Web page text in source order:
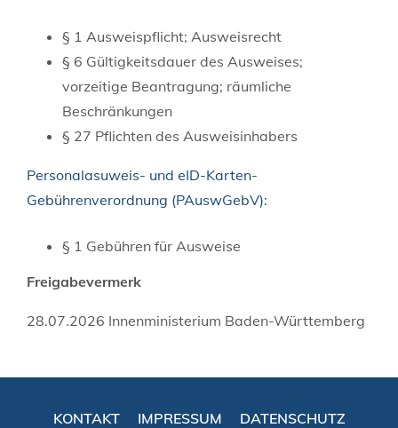
§ 1 Ausweispflicht; Ausweisrecht
§ 6 Gültigkeitsdauer des Ausweises;
vorzeitige Beantragung; räumliche
Beschränkungen
§ 27 Pflichten des Ausweisinhabers
Personalasuweis- und eID-Karten-
Gebührenverordnung (PAuswGebV):
§ 1 Gebühren für Ausweise
Freigabevermerk
28.07.2026 Innenministerium Baden-Württemberg
KONTAKT IMPRESSUM
DATENSCHUTZ